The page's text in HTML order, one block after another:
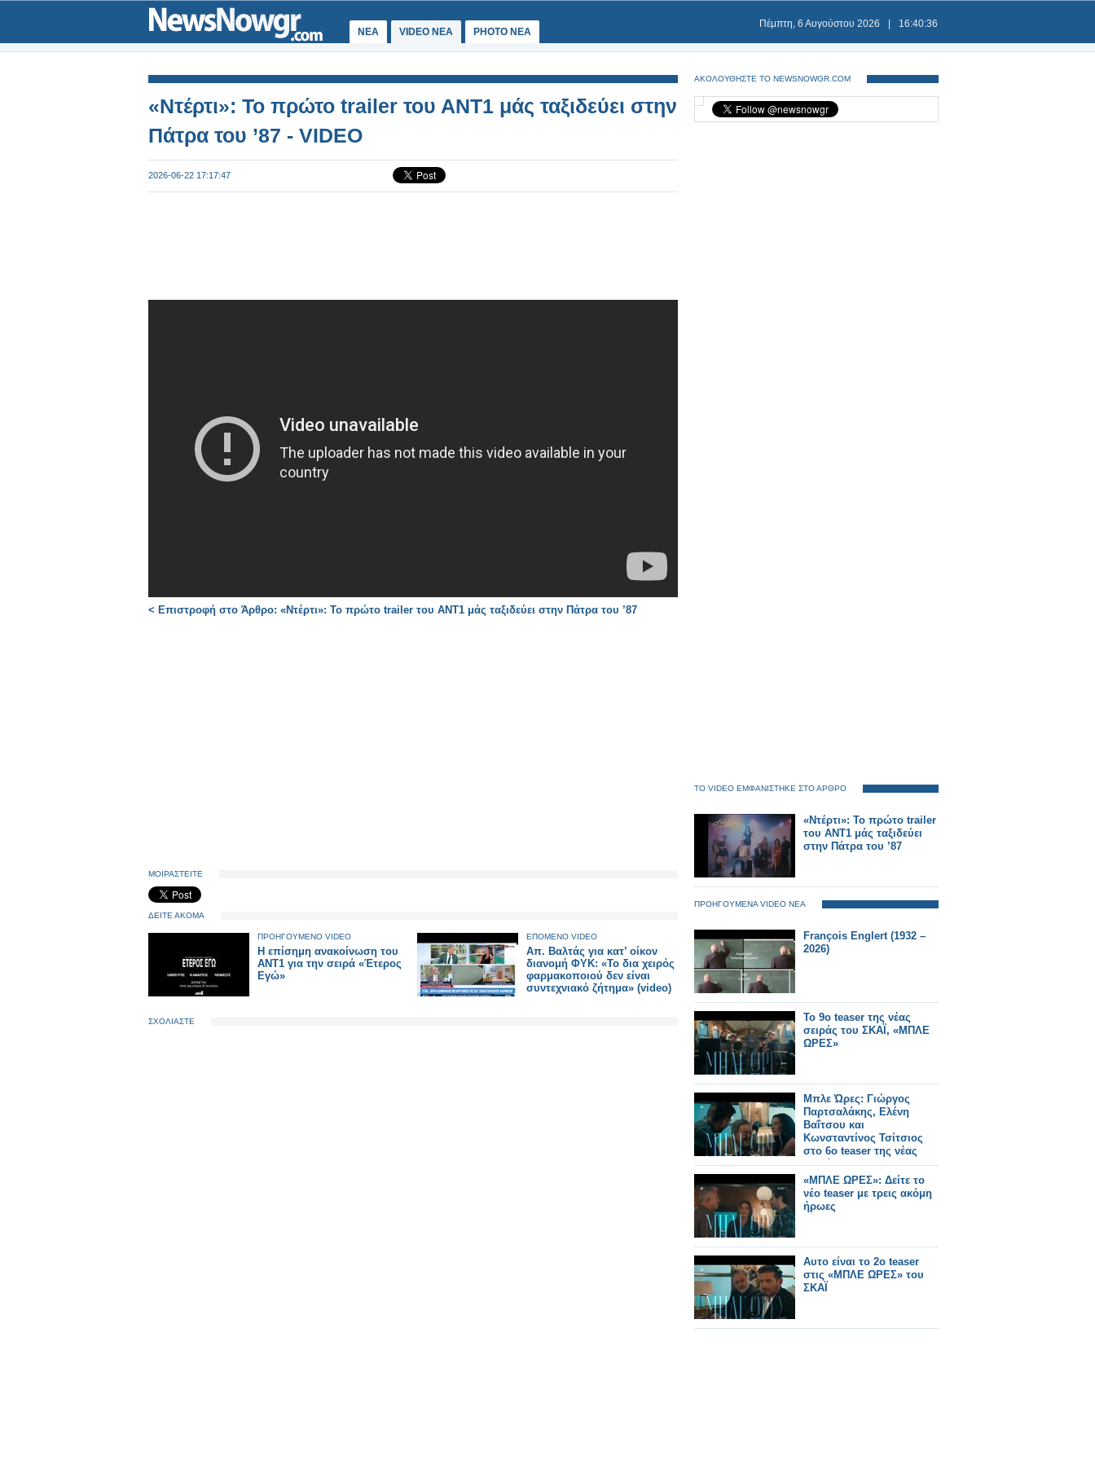
ΝΕΑ VIDEO NEA PHOTO NEA
Πέμπτη, 6 Αυγούστου 2026 16:40:36
«Ντέρτι»: Το πρώτο trailer του ΑΝΤ1 μάς ταξιδεύει στην
Πάτρα του ’87 - VIDEO
2026-06-22 17:17:47
< Επιστροφή στο Άρθρο: «Ντέρτι»: Το πρώτο trailer του ΑΝΤ1 μάς ταξιδεύει στην Πάτρα του ’87
ΜΟΙΡΑΣΤΕΙΤΕ
ΔΕΙΤΕ ΑΚΟΜΑ
ΠΡΟΗΓΟΥΜΕΝΟ VIDEO
Η επίσημη ανακοίνωση του
ΑΝΤ1 για την σειρά «Έτερος
Εγώ»
ΕΠΟΜΕΝΟ VIDEO
Απ. Βαλτάς για κατ’ οίκον
διανομή ΦΥΚ: «To δια χειρός
φαρμακοποιού δεν είναι
συντεχνιακό ζήτημα» (video)
ΣΧΟΛΙΑΣΤΕ
ΑΚΟΛΟΥΘΗΣΤΕ ΤΟ NEWSNOWGR.COM
ΤΟ VIDEO ΕΜΦΑΝΙΣΤΗΚΕ ΣΤΟ ΑΡΘΡΟ
«Ντέρτι»: Το πρώτο trailer
του ΑΝΤ1 μάς ταξιδεύει
στην Πάτρα του ’87
ΠΡΟΗΓΟΥΜΕΝΑ VIDEO ΝΕΑ
François Englert (1932 –
2026)
Το 9ο teaser της νέας
σειράς του ΣΚΑΪ, «ΜΠΛΕ
ΩΡΕΣ»
Μπλε Ώρες: Γιώργος
Παρτσαλάκης, Ελένη
Βαΐτσου και
Κωνσταντίνος Τσίτσιος
στο 6ο teaser της νέας
σειράς
«ΜΠΛΕ ΩΡΕΣ»: Δείτε το
νέο teaser με τρεις ακόμη
ήρωες
Αυτο είναι το 2ο teaser
στις «ΜΠΛΕ ΩΡΕΣ» του
ΣΚΑΪ